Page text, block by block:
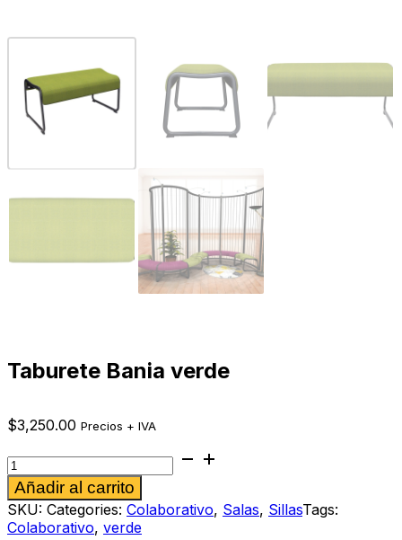
Taburete Bania verde
$3,250.00 Precios + IVA
Taburete
Bania
verde
cantidad
Añadir al carrito
SKU: Categories: Colaborativo, Salas, SillasTags:
Colaborativo, verde